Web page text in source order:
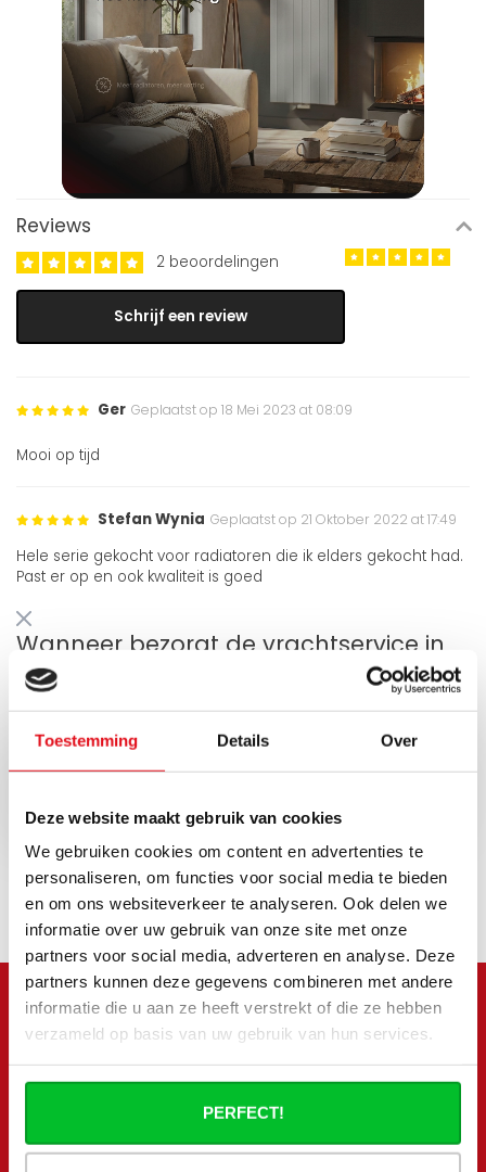
Toestemming Details Over
Deze website maakt gebruik van cookies
We gebruiken cookies om content en advertenties te
personaliseren, om functies voor social media te bieden
en om ons websiteverkeer te analyseren. Ook delen we
informatie over uw gebruik van onze site met onze
partners voor social media, adverteren en analyse. Deze
partners kunnen deze gegevens combineren met andere
informatie die u aan ze heeft verstrekt of die ze hebben
verzameld op basis van uw gebruik van hun services.
PERFECT!
Reviews
2 beoordelingen
Schrijf een review
Ger Geplaatst op 18 Mei 2023 at 08:09
Mooi op tijd
Stefan Wynia Geplaatst op 21 Oktober 2022 at 17:49
Hele serie gekocht voor radiatoren die ik elders gekocht had.
Past er op en ook kwaliteit is goed
Wanneer bezorgt de vrachtservice in
uw regio?
Geldt niet voor postzendingen!
Meld je aan voor onze
nieuwsbrief
Blijf op de hoogte van onze laatste acties en